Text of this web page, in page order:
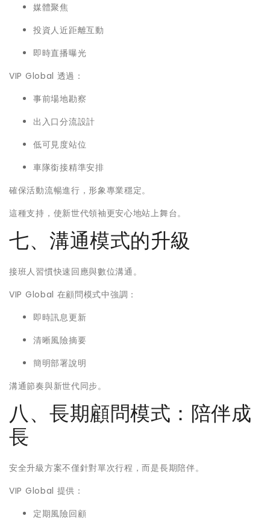
媒體聚焦
投資人近距離互動
即時直播曝光
VIP Global 透過：
事前場地勘察
出入口分流設計
低可見度站位
車隊銜接精準安排
確保活動流暢進行，形象專業穩定。
這種支持，使新世代領袖更安心地站上舞台。
七、溝通模式的升級
接班人習慣快速回應與數位溝通。
VIP Global 在顧問模式中強調：
即時訊息更新
清晰風險摘要
簡明部署說明
溝通節奏與新世代同步。
八、長期顧問模式：陪伴成
長
安全升級方案不僅針對單次行程，而是長期陪伴。
VIP Global 提供：
定期風險回顧